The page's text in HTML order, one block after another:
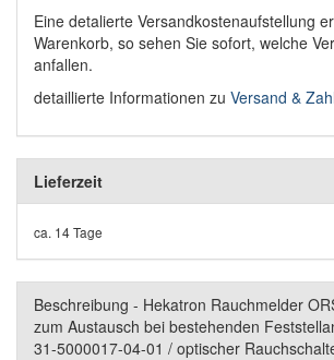
Eine detalierte Versandkostenaufstellung
Warenkorb, so sehen Sie sofort, welche
anfallen.
detaillierte Informationen zu Versand &
Lieferzeit
ca. 14 Tage
Beschreibung - Hekatron Rauchmelder
zum Austausch bei bestehenden
31-5000017-04-01 / optischer